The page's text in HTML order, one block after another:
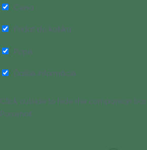
Cena
Pridať do košíka
Popis
Ďalšie informácie
Click outside to hide the comparison bar
Porovnať